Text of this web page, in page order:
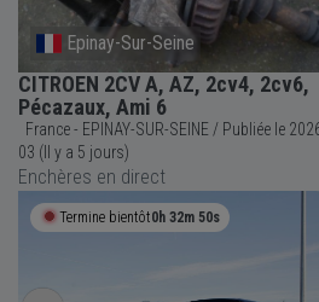
Epinay-Sur-Seine
CITROEN 2CV A, AZ, 2cv4, 2cv6,
Pécazaux, Ami 6
France - EPINAY-SUR-SEINE / Publiée le 2026-08-
03 (Il y a 5 jours)
Enchères en direct
Termine bientôt0h 32m 50s